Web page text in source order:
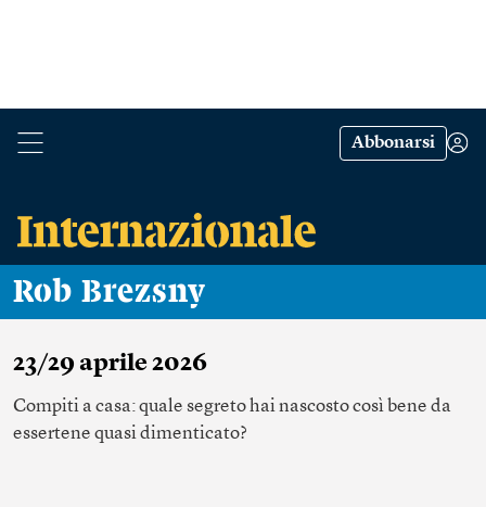
Abbonarsi
Rob Brezsny
23/29 aprile 2026
Compiti a casa: quale segreto hai nascosto così bene da
essertene quasi dimenticato?